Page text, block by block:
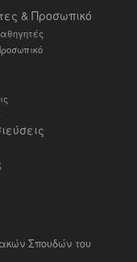
& Προσωπικό
Σπουδών του